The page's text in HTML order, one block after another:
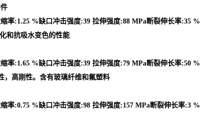
率:1.25 %缺口冲击强度:39 拉伸强度:88 MPa断裂伸长率:35 %
和抗吸水变色的性能
率:1.65 %缺口冲击强度:39 拉伸强度:79 MPa断裂伸长率:50 %
，高刚性。含有玻璃纤维和氟塑料
率:0.75 %缺口冲击强度:98 拉伸强度:157 MPa断裂伸长率:3 %